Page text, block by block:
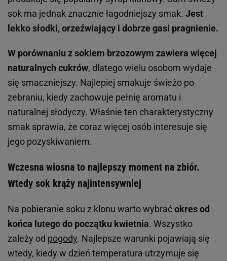
sok ma jednak znacznie łagodniejszy smak. Jest
lekko słodki, orzeźwiający i dobrze gasi pragnienie.
W porównaniu z sokiem brzozowym zawiera więcej
naturalnych cukrów, dlatego wielu osobom wydaje
się smaczniejszy. Najlepiej smakuje świeżo po
zebraniu, kiedy zachowuje pełnię aromatu i
naturalnej słodyczy. Właśnie ten charakterystyczny
smak sprawia, że coraz więcej osób interesuje się
jego pozyskiwaniem.
Wczesna wiosna to najlepszy moment na zbiór.
Wtedy sok krąży najintensywniej
Na pobieranie soku z klonu warto wybraćokres od
końca lutego do początku kwietnia. Wszystko
zależy od pogody. Najlepsze warunki pojawiają się
wtedy, kiedy w dzień temperatura utrzymuje się